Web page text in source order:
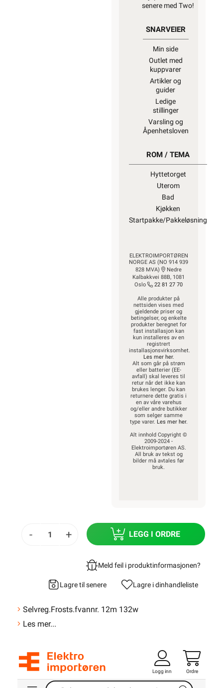
senere med Two!
SNARVEIER
Min side
Outlet med
kuppvarer
Artikler og
guider
Ledige
stillinger
Varsling og
Åpenhetsloven
ROM / TEMA
Hyttetorget
Uterom
Bad
Kjøkken
Startpakke/Pakkeløsning
ELEKTROIMPORTØREN
NORGE AS (NO 914 939
828 MVA)
Nedre
Kalbakkvei 88B, 1081
Oslo
22 81 27 70
Alle produkter på
nettsiden vises med
gjeldende priser og
betingelser, og enkelte
produkter beregnet for
fast installasjon kan
kun installeres av en
registrert
installasjonsvirksomhet.
Les mer her.
Alt som går på strøm
eller batterier (EE-
avfall) skal leveres til
retur når det ikke kan
brukes lenger. Du kan
returnere dette gratis i
en av våre varehus
og/eller andre butikker
som selger samme
type varer. Les mer her.
Alt innhold Copyright ©
2009-2024 -
Elektroimportøren AS.
All bruk av tekst og
bilder må avtales før
bruk.
- + LEGG I ORDRE
Meld feil i produktinformasjonen?
Lagre til senere Lagre i dinhandleliste
Selvreg.Frosts.fvannr. 12m 132w
Les mer...
Logg inn Ordre